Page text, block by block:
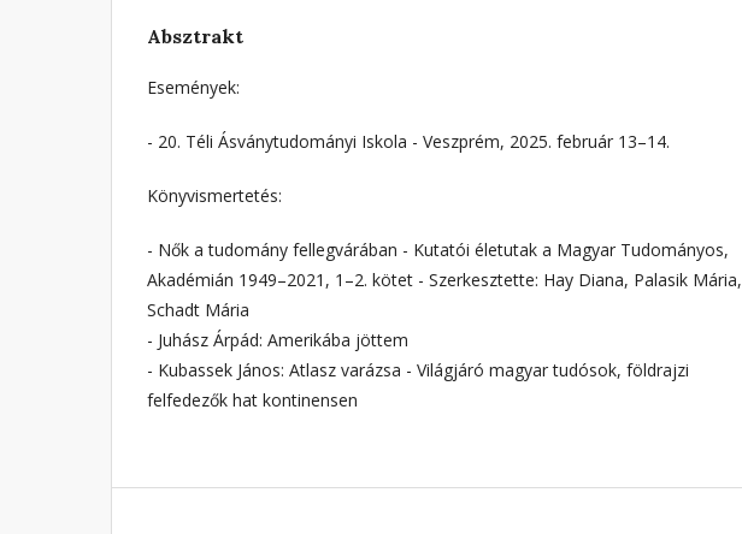
Absztrakt
Események:
- 20. Téli Ásványtudományi Iskola - Veszprém, 2025. február 13–14.
Könyvismertetés:
- Nők a tudomány fellegvárában - Kutatói életutak a Magyar Tudományos,
Akadémián 1949–2021, 1–2. kötet - Szerkesztette: Hay Diana, Palasik Mária,
Schadt Mária
- Juhász Árpád: Amerikába jöttem
- Kubassek János: Atlasz varázsa - Világjáró magyar tudósok, földrajzi
felfedezők hat kontinensen